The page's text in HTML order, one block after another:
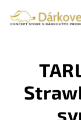
obsah